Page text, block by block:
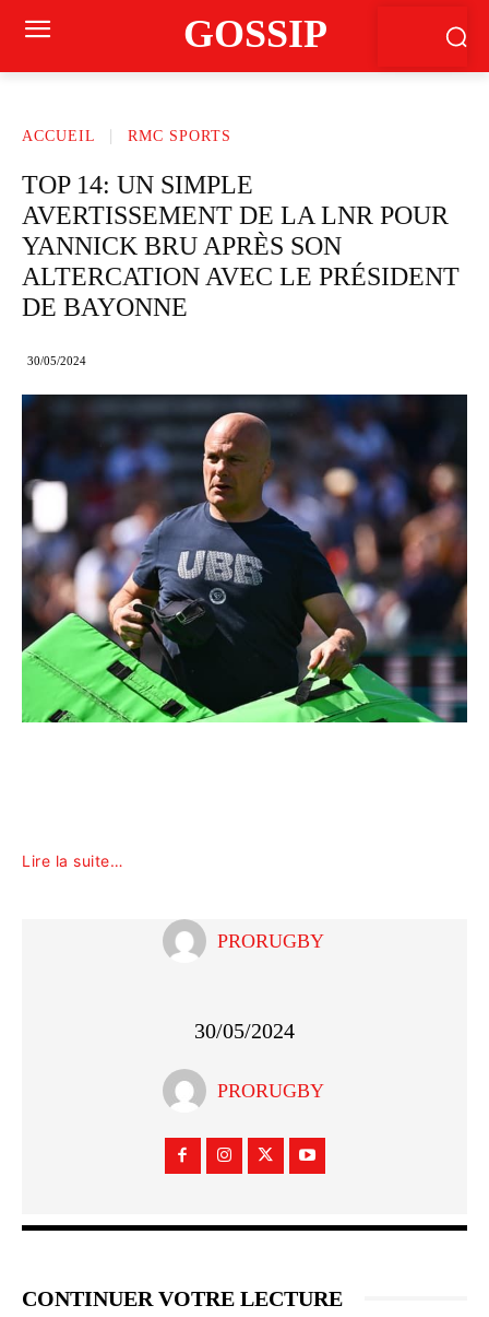
GOSSIP
ACCUEIL RMC SPORTS
TOP 14: UN SIMPLE
AVERTISSEMENT DE LA LNR POUR
YANNICK BRU APRÈS SON
ALTERCATION AVEC LE PRÉSIDENT
DE BAYONNE
30/05/2024
Lire la suite…
PRORUGBY
30/05/2024
PRORUGBY
CONTINUER VOTRE LECTURE